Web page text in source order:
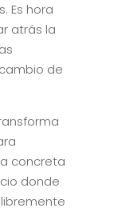
Es hora
atrás la
de
concreta
donde